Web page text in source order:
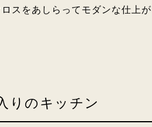
スをあしらってモダンな仕上
りのキッチン